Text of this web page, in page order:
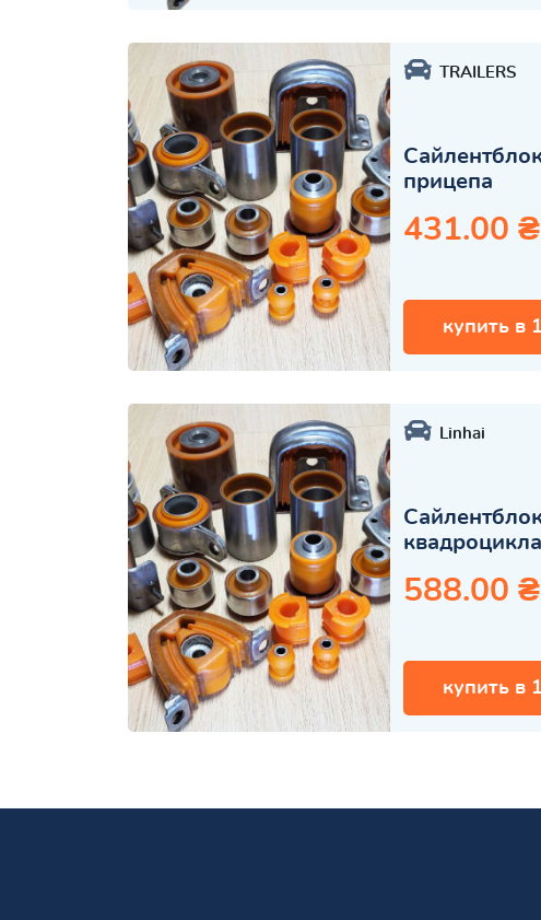
TRAILERS
прицепа
431.00 ₴
купить в
Linhai
квадроцикла
588.00 ₴
купить в